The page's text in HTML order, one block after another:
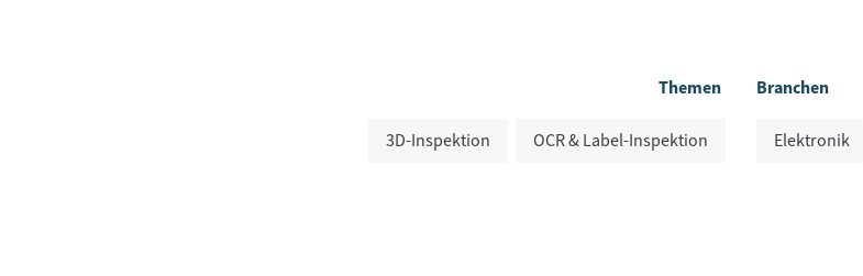
Themen
3D-Inspektion OCR & Label-Inspektion
Branchen
Elektronik